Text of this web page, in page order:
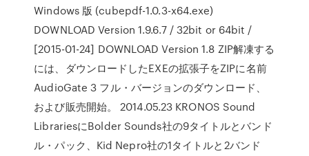
Windows 版 (cubepdf-1.0.3-x64.exe)
DOWNLOAD Version 1.9.6.7 / 32bit or 64bit /
[2015-01-24] DOWNLOAD Version 1.8 ZIP解凍する
には、ダウンロードしたEXEの拡張子をZIPに名前
AudioGate 3 フル・バージョンのダウンロード、
および販売開始。 2014.05.23 KRONOS Sound
LibrariesにBolder Sounds社の9タイトルとバンド
ル・パック、Kid Nepro社の1タイトルと2バンド